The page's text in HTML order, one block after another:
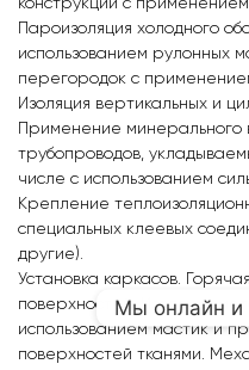
Пароизоляция холодного
использованием рулонных
перегородок с
Изоляция вертикальных и
Применение минерального
трубопроводов,
числе с использованием
Крепление
специальных клеевых
другие).
Установка каркасов.
поверхностей. Изоляция
использованием мастик и
поверхностей тканями.
Мы онлайн и